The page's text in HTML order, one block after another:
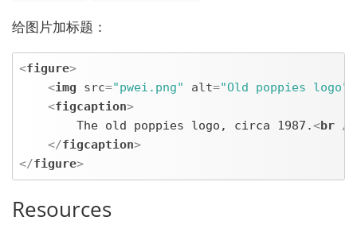
给图片加标题：
<figure>
<img src="pwei.png" alt="Old poppies logo"
<figcaption>
		The old poppies logo, circa 1987.
<br />
</figcaption>
</figure>
Resources